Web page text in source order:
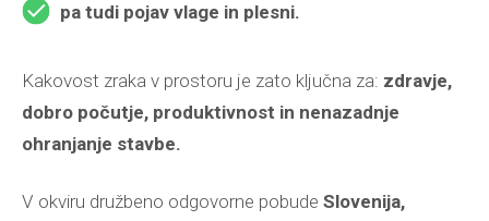
pa tudi pojav vlage in plesni.
Kakovost zraka v prostoru je zato ključna za: zdravje,
dobro počutje, produktivnost in nenazadnje
ohranjanje stavbe.
V okviru družbeno odgovorne pobude Slovenija,